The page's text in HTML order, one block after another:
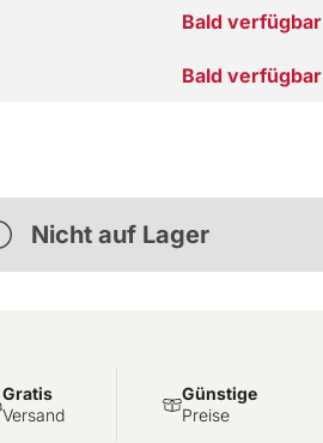
Bald verfügbar
Bald verfügbar
Nicht auf Lager
Gratis
Versand
Günstige
Preise